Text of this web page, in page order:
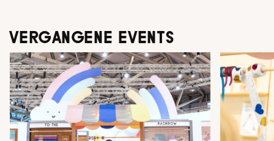
VERGANGENE EVENTS